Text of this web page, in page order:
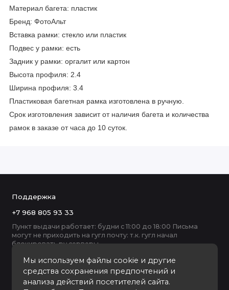
Материал багета: пластик
Бренд: ФотоАльт
Вставка рамки: стекло или пластик
Подвес у рамки: есть
Задник у рамки: оргалит или картон
Высота профиля: 2.4
Ширина профиля: 3.4
Пластиковая багетная рамка изготовлена в ручную.
Срок изготовления зависит от наличия багета и количества
рамок в заказе от часа до 10 суток.
Мы используем файлы cookie и другие
средства сохранения предпочтений и
анализа действий посетителей сайта.
Поддержка
+7 968 805 93 33
Пункт выдачи работает: будни с 11:00 до 18:00 Письма
могут не приходить на гугл почту: т.к. гугл начал
блокировать ру серверы